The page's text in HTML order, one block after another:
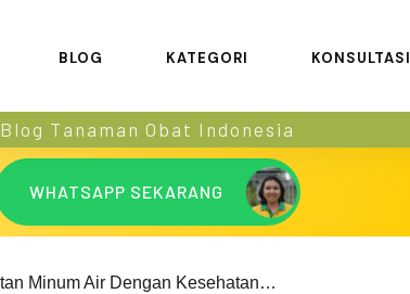
BLOG KATEGORI KONSULTASI
Blog Tanaman Obat Indonesia
WHATSAPP SEKARANG
Apa Kaitan Minum Air Dengan Kesehatan Tubuh?